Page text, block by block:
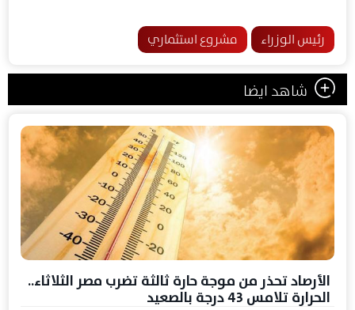
رئيس الوزراء مشروع استثماري
شاهد ايضا
الأرصاد تحذر من موجة حارة ثالثة تضرب مصر الثلاثاء..
الحرارة تلامس 43 درجة بالصعيد